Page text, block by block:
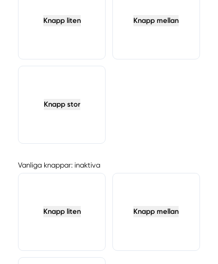
Knapp liten Knapp mellan
Knapp stor
Vanliga knappar: inaktiva
Knapp liten Knapp mellan